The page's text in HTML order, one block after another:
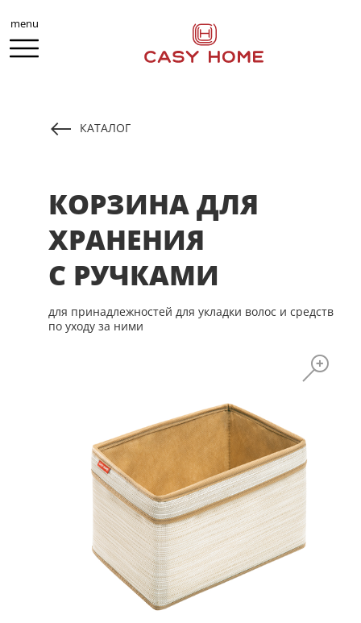
menu
КАТАЛОГ
КОРЗИНА ДЛЯ
ХРАНЕНИЯ
С РУЧКАМИ
для принадлежностей для укладки волос и средств
по уходу за ними